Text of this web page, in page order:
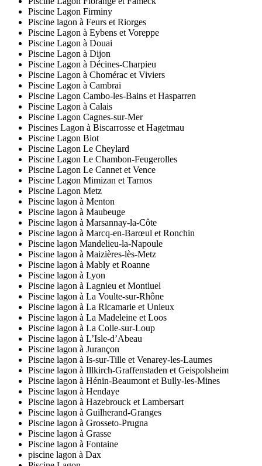
Piscine Lagon Firminy
Piscine lagon à Feurs et Riorges
Piscine Lagon à Eybens et Voreppe
Piscine Lagon à Douai
Piscine Lagon à Dijon
Piscine Lagon à Décines-Charpieu
Piscine Lagon à Chomérac et Viviers
Piscine Lagon à Cambrai
Piscine Lagon Cambo-les-Bains et Hasparren
Piscine Lagon à Calais
Piscine Lagon Cagnes-sur-Mer
Piscines Lagon à Biscarrosse et Hagetmau
Piscine Lagon Biot
Piscine Lagon Le Cheylard
Piscine Lagon Le Chambon-Feugerolles
Piscine Lagon Le Cannet et Vence
Piscine Lagon Mimizan et Tarnos
Piscine Lagon Metz
Piscine lagon à Menton
Piscine lagon à Maubeuge
Piscine lagon à Marsannay-la-Côte
Piscine lagon à Marcq-en-Barœul et Ronchin
Piscine lagon Mandelieu-la-Napoule
Piscine lagon à Maizières-lès-Metz
Piscine lagon à Mably et Roanne
Piscine lagon à Lyon
Piscine lagon à Lagnieu et Montluel
Piscine lagon à La Voulte-sur-Rhône
Piscine lagon à La Ricamarie et Unieux
Piscine lagon à La Madeleine et Loos
Piscine lagon à La Colle-sur-Loup
Piscine lagon à L’Isle-d’Abeau
Piscine lagon à Jurançon
Piscine lagon à Is-sur-Tille et Venarey-les-Laumes
Piscine lagon à Illkirch-Graffenstaden et Geispolsheim
Piscine lagon à Hénin-Beaumont et Bully-les-Mines
Piscine lagon à Hendaye
Piscine lagon à Hazebrouck et Lambersart
Piscine lagon à Guilherand-Granges
Piscine lagon à Grosseto-Prugna
Piscine lagon à Grasse
Piscine lagon à Fontaine
piscine lagon à Dax